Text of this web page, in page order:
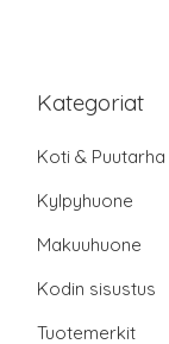
Kategoriat
Koti & Puutarha
Kylpyhuone
Makuuhuone
Kodin sisustus
Tuotemerkit